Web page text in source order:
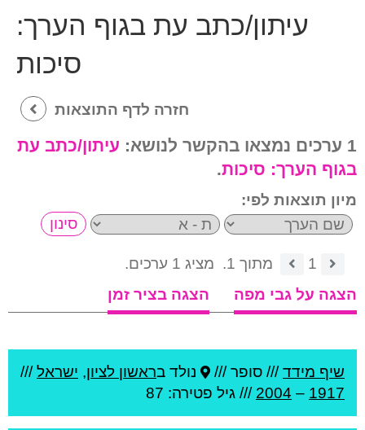
עיתון/כתב עת בגוף הערך:
סיכות
חזרה לדף התוצאות
1 ערכים נמצאו בהקשר לנושא:
עיתון/כתב עת
בגוף הערך: סיכות.
מיון תוצאות לפי:
1 מתוך 1.
מציג 1 ערכים.
הצגה על גבי מפה
הצגה בציר זמן
שיף מידד/// סופר /// נולד בראשון לציון, ישראל///
1917
–
2004 /// גיל פטירה: 87